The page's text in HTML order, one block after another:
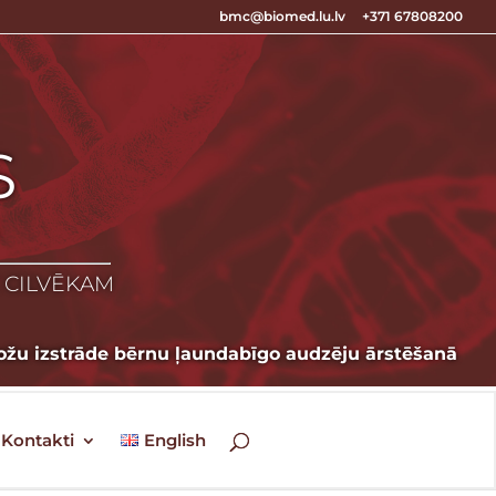
bmc@biomed.lu.lv +371 67808200
izstrāde bērnu ļaundabīgo audzēju ārstēšanā
Kontakti English